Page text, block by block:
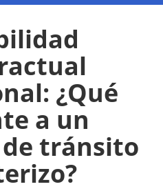
¿Qué
a un
tránsito